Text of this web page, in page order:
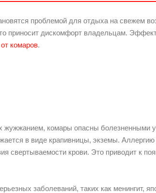
проблемой для отдыха на свежем
приносит дискомфорт владельцам.
комаров.
жужжанием, комары опасны болезненными
в виде крапивницы, экземы.
свертываемости крови. Это приводит к
заболеваний, таких как менингит,